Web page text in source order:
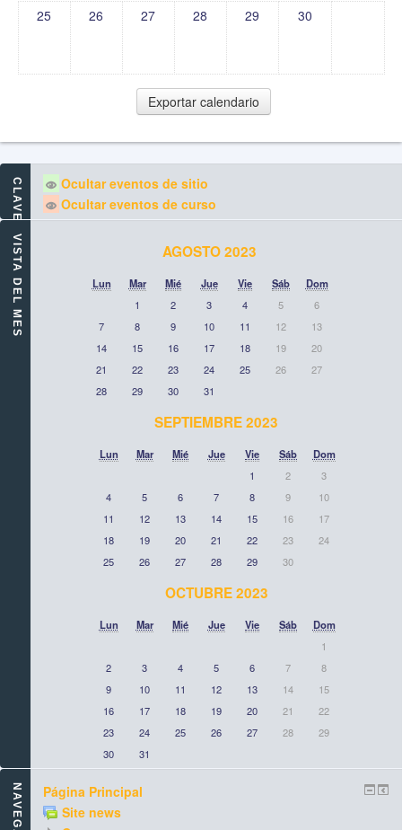
25 26 27 28 29 30
CLAVE DE EVENTOS
Ocultar eventos de sitio
Ocultar eventos de curso
VISTA DEL MES AGOSTO 2023
Lun Mar Mié Jue Vie Sáb
Dom
1
2 3 4 5
6
7
8 9 10 11 12
13
14
15 16 17 18 19
20
21
22 23 24 25 26
27
28
29 30 31
SEPTIEMBRE 2023
Lun Mar Mié Jue Vie Sáb
Dom
1
2
3
4
5 6 7 8 9
10
11
12 13 14 15 16
17
18
19 20 21 22 23
24
25
26 27 28 29 30
OCTUBRE 2023
Lun Mar Mié Jue Vie Sáb
Dom
1
2
3 4 5 6 7
8
9
10 11 12 13 14
15
16
17 18 19 20 21
22
23
24 25 26 27 28
29
30
31
Página Principal
Site news